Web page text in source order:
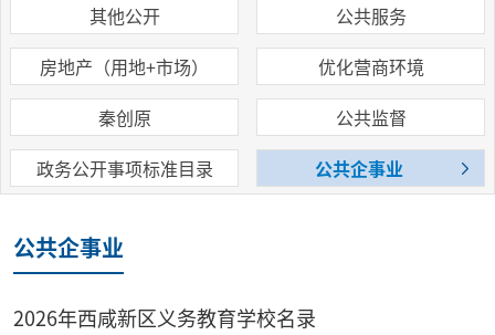
其他公开
公共服务
房地产（用地+市场）
优化营商环境
秦创原
公共监督
政务公开事项标准目录
公共企事业
公共企事业
2026年西咸新区义务教育学校名录